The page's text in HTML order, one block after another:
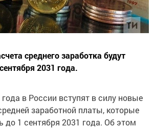
среднего заработка будут
2031 года.
в России вступят в силу новые
заработной платы, которые
до 1 сентября 2031 года. Об этом